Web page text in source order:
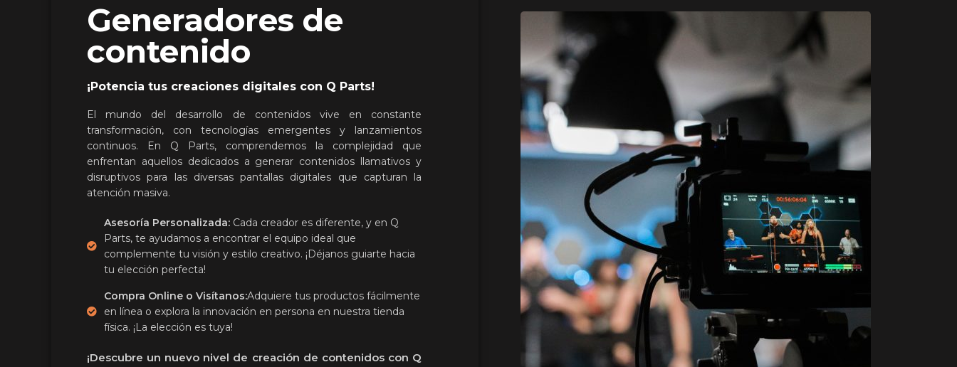
Generadores de
contenido
¡Potencia tus creaciones digitales con Q Parts!
El mundo del desarrollo de contenidos vive en constante
transformación, con tecnologías emergentes y lanzamientos
continuos. En Q Parts, comprendemos la complejidad que
enfrentan aquellos dedicados a generar contenidos llamativos y
disruptivos para las diversas pantallas digitales que capturan la
atención masiva.
Asesoría Personalizada: Cada creador es diferente, y en Q
Parts, te ayudamos a encontrar el equipo ideal que
complemente tu visión y estilo creativo. ¡Déjanos guiarte hacia
tu elección perfecta!
Compra Online o Visítanos:Adquiere tus productos fácilmente
en línea o explora la innovación en persona en nuestra tienda
física. ¡La elección es tuya!
¡Descubre un nuevo nivel de creación de contenidos con Q